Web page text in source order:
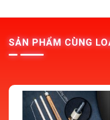
SẢN PHẨM CÙNG